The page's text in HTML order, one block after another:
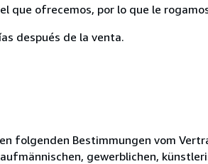
que ofrecemos, por lo que le
después de la venta.
folgenden Bestimmungen vom
gewerblichen,